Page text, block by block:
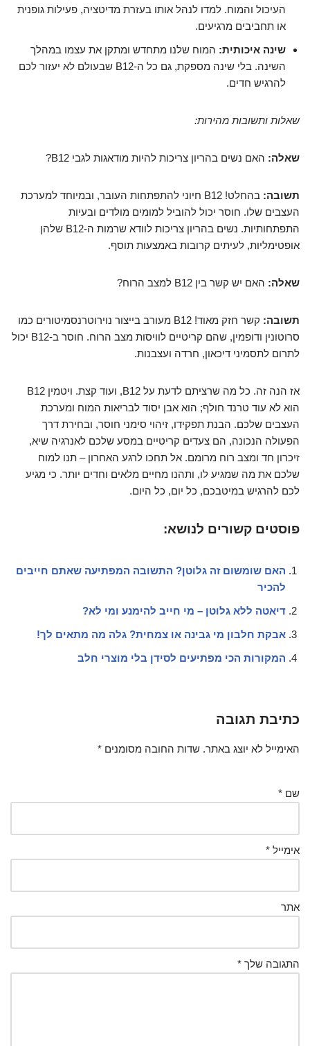
העיכול והמוח. למדו לנהל אותו בעזרת מדיטציה, פעילות גופנית
או תחביבים מרגיעים.
שינה איכותית: המוח שלנו מתחדש ומתקן את עצמו במהלך
השינה. בלי שינה מספקת, גם כל ה-B12 שבעולם לא יעזור לכם
להרגיש חדים.
שאלות ותשובות מהירות:
שאלה: האם נשים בהריון צריכות להיות מודאגות לגבי B12?
תשובה:
בהחלט! B12 חיוני להתפתחות העובר, ובמיוחד למערכת
העצבים שלו. חוסר יכול להוביל למומים מולדים ובעיות
התפתחותיות. נשים בהריון צריכות לוודא שרמות ה-B12 שלהן
אופטימליות, לעיתים קרובות באמצעות תוסף.
שאלה: האם יש קשר בין B12 למצב הרוח?
תשובה:
קשר חזק מאוד! B12 מעורב בייצור נוירוטרנסמיטורים כמו
סרוטונין ודופמין, שהם קריטיים לוויסות מצב הרוח. חוסר ב-B12 יכול
לתרום לתסמיני דיכאון, חרדה ועצבנות.
אז הנה זה. כל מה שרציתם לדעת על B12, ועוד קצת. ויטמין B12
הוא לא עוד טרנד חולף; הוא אבן יסוד לבריאות המוח ומערכת
העצבים שלכם. הבנת תפקידו, זיהוי סימני חוסר, ובחירת דרך
הפעולה הנכונה, הם צעדים קריטיים במסע שלכם לאנרגיה שיא,
זיכרון חד ומצב רוח מרומם. אל תחכו לרגע האחרון – תנו למוח
שלכם את מה שמגיע לו, ותהנו מחיים מלאים וחדים יותר. כי מגיע
לכם להרגיש במיטבכם, כל יום, כל היום.
פוסטים קשורים לנושא:
האם שומשום זה גלוטן? התשובה המפתיעה שאתם חייבים
להכיר
דיאטה ללא גלוטן – מי חייב להימנע ומי לא?
אבקת חלבון מי גבינה או צמחית? גלה מה מתאים לך!
המקורות הכי מפתיעים לסידן בלי מוצרי חלב
כתיבת תגובה
האימייל לא יוצג באתר. שדות החובה מסומנים *
שם *
אימייל *
אתר
התגובה שלך *